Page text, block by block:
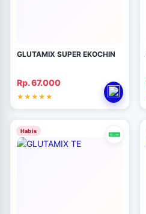
GLUTAMIX SUPER EKOCHIN
Rp. 67.000
Habis